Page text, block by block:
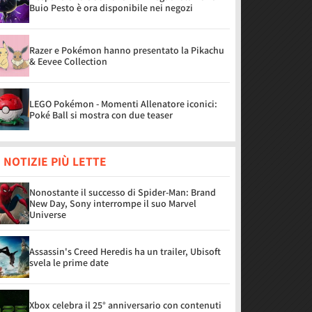
Buio Pesto è ora disponibile nei negozi
Razer e Pokémon hanno presentato la Pikachu
& Eevee Collection
LEGO Pokémon - Momenti Allenatore iconici:
Poké Ball si mostra con due teaser
NOTIZIE PIÙ LETTE
Nonostante il successo di Spider-Man: Brand
New Day, Sony interrompe il suo Marvel
Universe
Assassin's Creed Heredis ha un trailer, Ubisoft
svela le prime date
Xbox celebra il 25° anniversario con contenuti